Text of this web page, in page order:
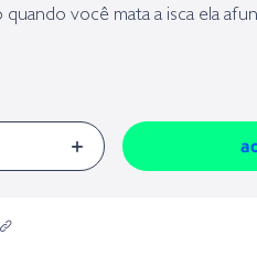
quando você mata a isca ela
“Chatterbaits” ou
com certeza os pegará!